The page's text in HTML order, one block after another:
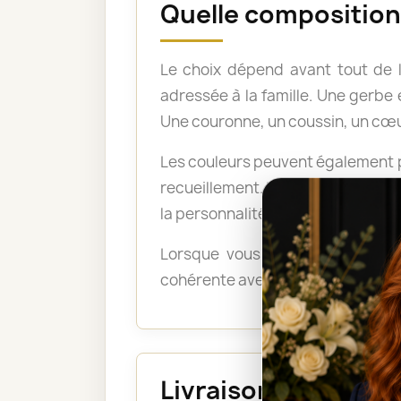
Quelle
Le choix dépend avant tout de
adressée à la famille. Une
Une couronne, un coussin, un
Les couleurs peuvent
recueillement. Les tons pastel
la personnalité du défunt ou
Lorsque vous ne savez pas
cohérente avec le lieu, le
Livraison au